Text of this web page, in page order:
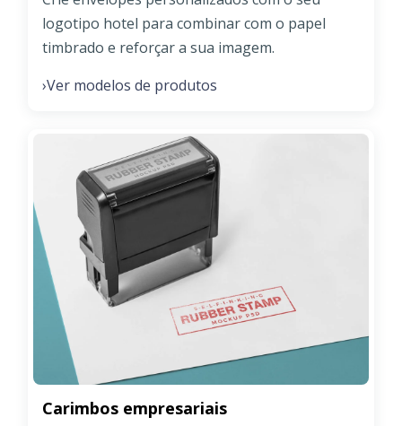
logotipo hotel para combinar com o papel
timbrado e reforçar a sua imagem.
›Ver modelos de produtos
Carimbos empresariais